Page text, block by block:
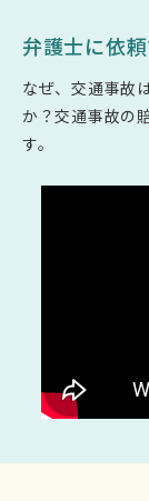
弁護士に依
なぜ、交通事故
か？交通事故の
す。